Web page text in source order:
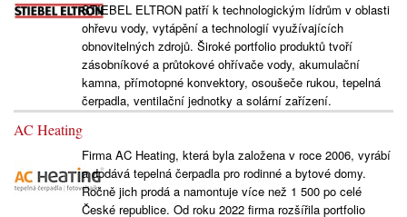
STIEBEL ELTRON patří k technologickým lídrům v oblasti
ohřevu vody, vytápění a technologií využívajících
obnovitelných zdrojů. Široké portfolio produktů tvoří
zásobníkové a průtokové ohřívače vody, akumulační
kamna, přímotopné konvektory, osoušeče rukou, tepelná
čerpadla, ventilační jednotky a solární zařízení.
AC Heating
Firma AC Heating, která byla založena v roce 2006, vyrábí
a dodává tepelná čerpadla pro rodinné a bytové domy.
Ročně jich prodá a namontuje více než 1 500 po celé
České republice. Od roku 2022 firma rozšířila portfolio